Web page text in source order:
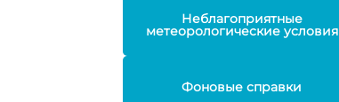
Неблагоприятные
метеорологические условия
Фоновые справки